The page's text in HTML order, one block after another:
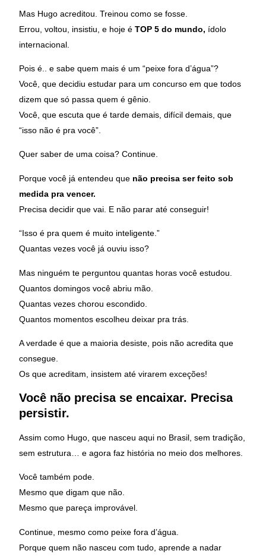
Mas Hugo acreditou. Treinou como se fosse.
Errou, voltou, insistiu, e hoje éTOP 5 do mundo, ídolo
internacional.
Pois é.. e sabe quem mais é um “peixe fora d’água”?
Você, que decidiu estudar para um concurso em que todos
dizem que só passa quem é gênio.
Você, que escuta que é tarde demais, difícil demais, que
“isso não é pra você”.
Quer saber de uma coisa? Continue.
Porque você já entendeu que não precisa ser feito sob
medida pra vencer.
Precisa decidir que vai. E não parar até conseguir!
“Isso é pra quem é muito inteligente.”
Quantas vezes você já ouviu isso?
Mas ninguém te perguntou quantas horas você estudou.
Quantos domingos você abriu mão.
Quantas vezes chorou escondido.
Quantos momentos escolheu deixar pra trás.
A verdade é que a maioria desiste, pois não acredita que
consegue.
Os que acreditam, insistem até virarem exceções!
Você não precisa se encaixar. Precisa
persistir.
Assim como Hugo, que nasceu aqui no Brasil, sem tradição,
sem estrutura… e agora faz história no meio dos melhores.
Você também pode.
Mesmo que digam que não.
Mesmo que pareça improvável.
Continue, mesmo como peixe fora d’água.
Porque quem não nasceu com tudo, aprende a nadar